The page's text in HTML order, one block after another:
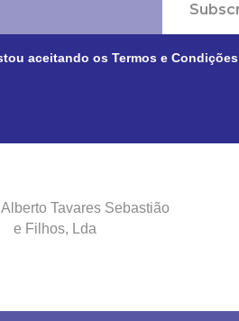
aceitando os Termos e Condições